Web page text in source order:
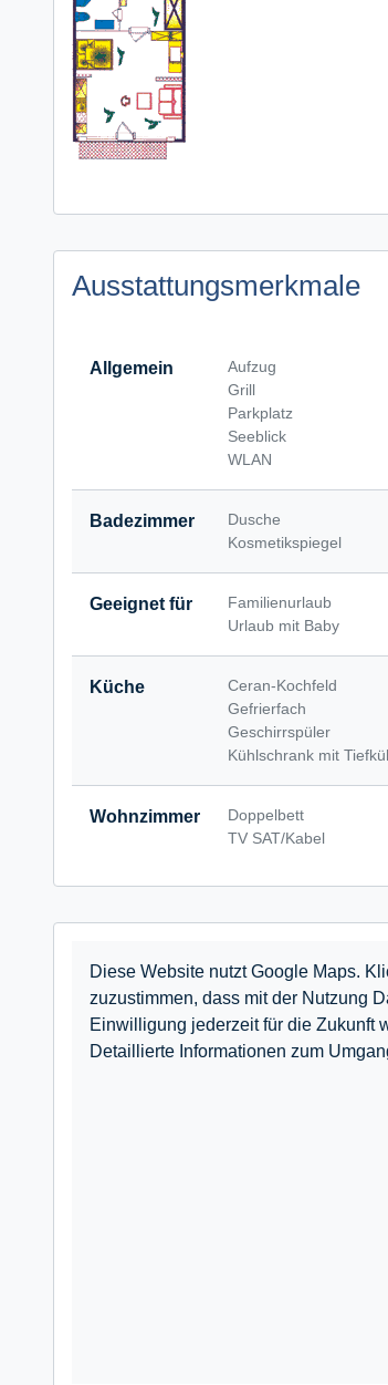
Ausstattungsmerkmale
Allgemein Aufzug
Grill
Parkplatz
Seeblick
WLAN
Badezimmer Dusche
Kosmetikspiegel
Geeignet für Familienurlaub
Urlaub mit Baby
Küche Ceran-Kochfeld
Gefrierfach
Geschirrspüler
Kühlschrank mit
Wohnzimmer Doppelbett
TV SAT/Kabel
Diese Website nutzt Google Maps.
zuzustimmen, dass mit der Nutzung
Einwilligung jederzeit für die Zukunft
Detaillierte Informationen zum